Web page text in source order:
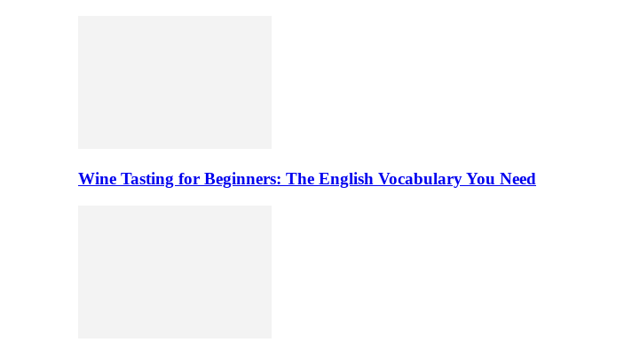
Wine Tasting for Beginners: The English Vocabulary You Need